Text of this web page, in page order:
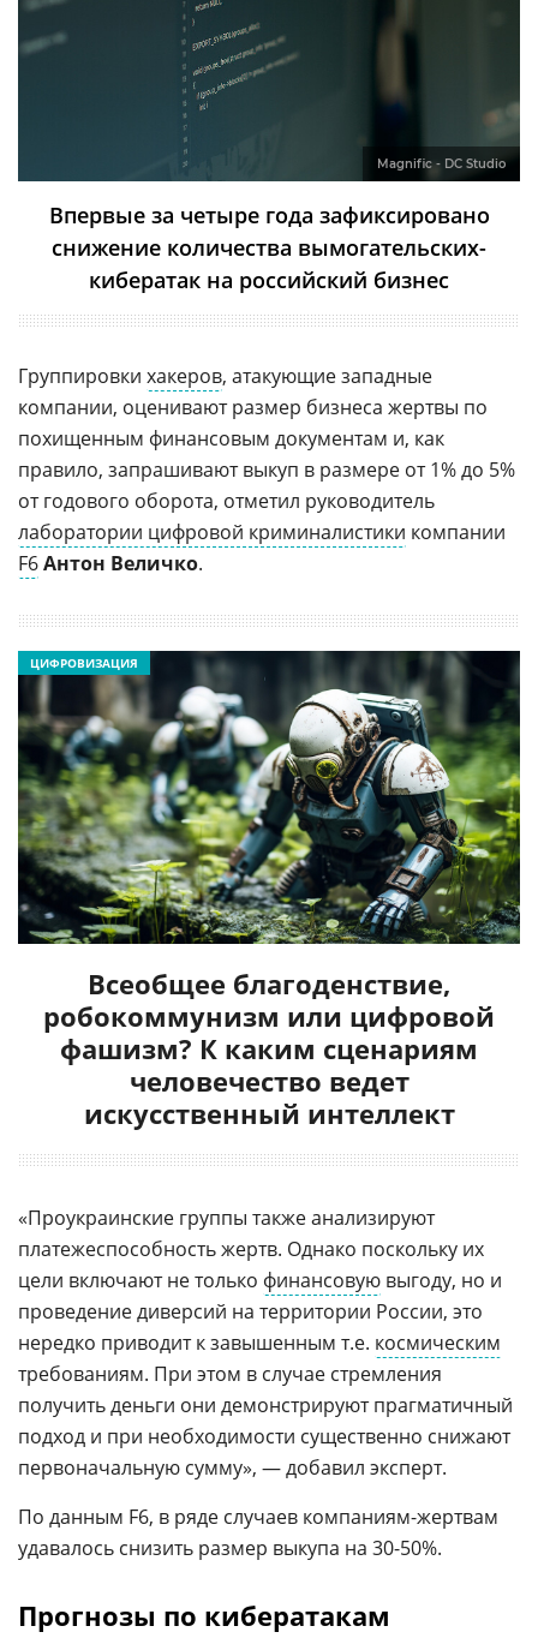
Magnific - DC Studio
Впервые за четыре года зафиксировано
снижение количества вымогательских-
кибератак на российский бизнес
Группировки хакеров, атакующие западные
компании, оценивают размер бизнеса жертвы по
похищенным финансовым документам и, как
правило, запрашивают выкуп в размере от 1% до 5%
от годового оборота, отметил руководитель
лаборатории цифровой криминалистики компании
F6Антон Величко.
Всеобщее благоденствие,
робокоммунизм или цифровой
фашизм? К каким сценариям
человечество ведет
искусственный интеллект
ЦИФРОВИЗАЦИЯ
«Проукраинские группы также анализируют
платежеспособность жертв. Однако поскольку их
цели включают не только финансовую выгоду, но и
проведение диверсий на территории России, это
нередко приводит к завышенным т.е. космическим
требованиям. При этом в случае стремления
получить деньги они демонстрируют прагматичный
подход и при необходимости существенно снижают
первоначальную сумму», — добавил эксперт.
По данным F6, в ряде случаев компаниям-жертвам
удавалось снизить размер выкупа на 30-50%.
Прогнозы по кибератакам